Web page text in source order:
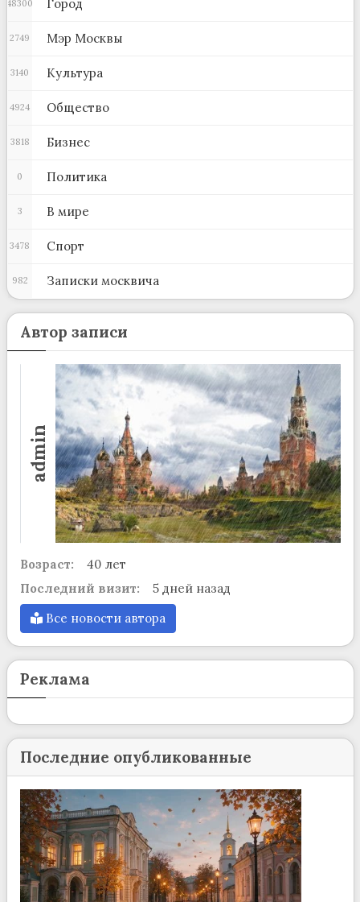
Город
48300
Мэр Москвы
2749
Культура
3140
Общество
4924
Бизнес
3818
Политика
0
В мире
3
Спорт
3478
Записки москвича
982
Автор записи
admin
Возраст:
40 лет
Последний визит:
5 дней назад
Все новости автора
Реклама
Последние опубликованные